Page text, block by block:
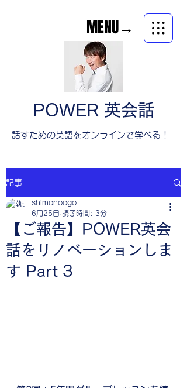
MENU→
POWER 英会話
​話すための英語をオンラインで学べる！
記事
【ご報告】POWER英会
話をリノベーションしま
す Part 3
shimonoogo
6月25日 読了時間: 3分